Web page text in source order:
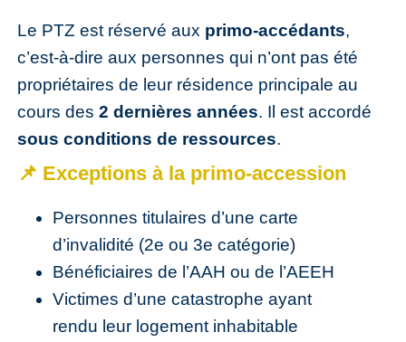
Le PTZ est réservé aux primo-accédants,
c’est-à-dire aux personnes qui n’ont pas été
propriétaires de leur résidence principale au
cours des2 dernières années. Il est accordé
sous conditions de ressources.
📌 Exceptions à la primo-accession
Personnes titulaires d’une carte
d’invalidité (2e ou 3e catégorie)
Bénéficiaires de l’AAH ou de l’AEEH
Victimes d’une catastrophe ayant
rendu leur logement inhabitable